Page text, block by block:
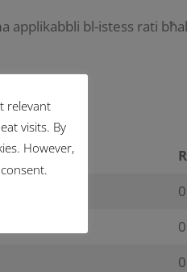
applikabbli bl-istess rati
relevant
visits. By
However,